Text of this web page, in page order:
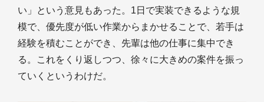
い」という意見もあった。1日で実装できるような規
模で、優先度が低い作業からまかせることで、若手は
経験を積むことができ、先輩は他の仕事に集中でき
る。これをくり返しつつ、徐々に大きめの案件を振っ
ていくというわけだ。